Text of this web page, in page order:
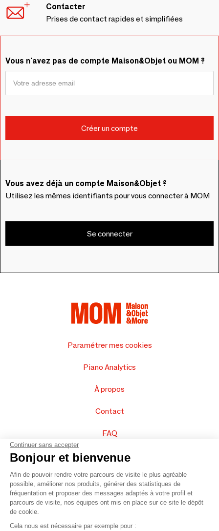
Contacter
Prises de contact rapides et simplifiées
Vous n'avez pas de compte Maison&Objet ou MOM ?
Vous avez déjà un compte Maison&Objet ?
Utilisez les mêmes identifiants pour vous connecter à MOM
Se connecter
Paramétrer mes cookies
Piano Analytics
À propos
Contact
FAQ
Vendez vos produits
Plan du site
© 2016 –Organisation SAFI
Continuer sans accepter
Bonjour et bienvenue
Afin de pouvoir rendre votre parcours de visite le plus agréable
possible, améliorer nos produits, générer des statistiques de
fréquentation et proposer des messages adaptés à votre profil et
parcours de visite, nos équipes ont mis en place sur ce site le dépôt
de cookie.
Cela nous est nécessaire par exemple pour :